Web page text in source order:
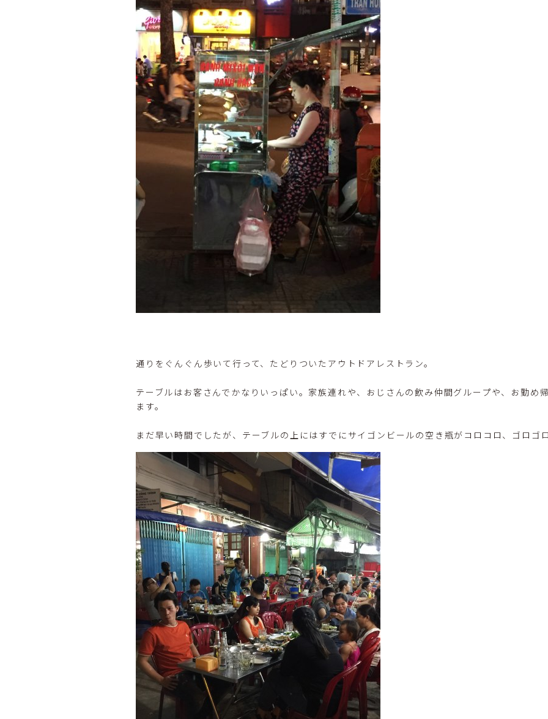
通りをぐんぐん歩いて行って、たどりついたアウトドアレストラン。
テーブルはお客さんでかなりいっぱい。家族連れや、おじさんの飲み仲間グループや、お勤め
ます。
まだ早い時間でしたが、テーブルの上にはすでにサイゴンビールの空き瓶がコロコロ、ゴロゴロ